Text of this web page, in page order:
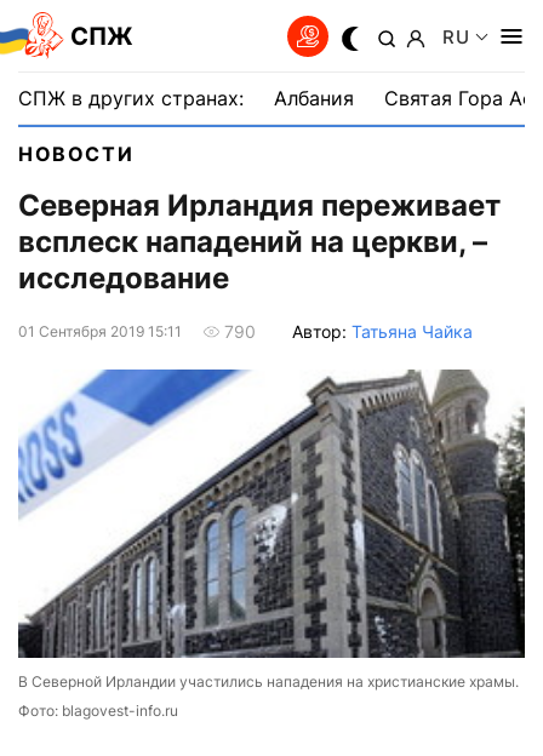
СПЖ RU
СПЖ в других странах: Албания Святая Гора
НОВОСТИ
Северная Ирландия переживает
всплеск нападений на церкви, –
исследование
01 Сентября 2019 15:11 790 Автор: Татьяна Чайка
В Северной Ирландии участились нападения на христианские храмы.
Фото: blagovest-info.ru